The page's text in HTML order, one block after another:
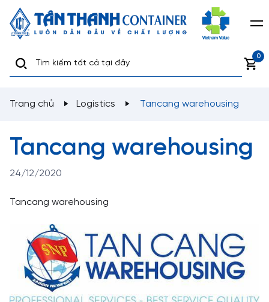
0
Trang chủ Logistics Tancang warehousing
Tancang warehousing
24/12/2020
Tancang warehousing